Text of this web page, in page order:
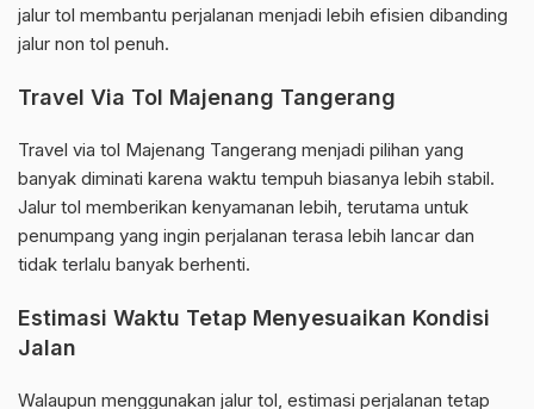
jalur tol membantu perjalanan menjadi lebih efisien dibanding
jalur non tol penuh.
Travel Via Tol Majenang Tangerang
Travel via tol Majenang Tangerang menjadi pilihan yang
banyak diminati karena waktu tempuh biasanya lebih stabil.
Jalur tol memberikan kenyamanan lebih, terutama untuk
penumpang yang ingin perjalanan terasa lebih lancar dan
tidak terlalu banyak berhenti.
Estimasi Waktu Tetap Menyesuaikan Kondisi
Jalan
Walaupun menggunakan jalur tol, estimasi perjalanan tetap